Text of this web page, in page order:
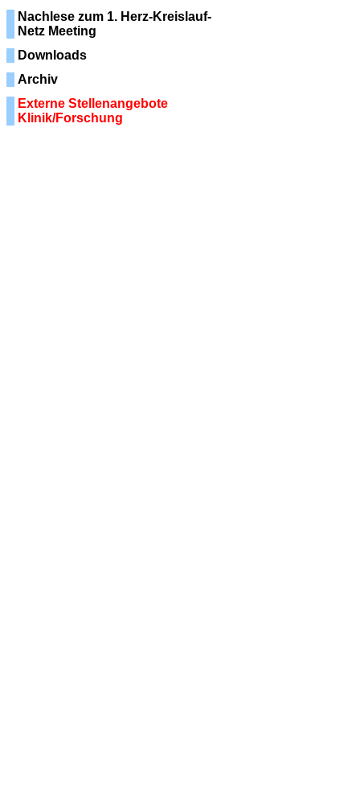
Nachlese zum 1. Herz-Kreislauf-
Netz Meeting
Downloads
Archiv
Externe Stellenangebote
Klinik/Forschung